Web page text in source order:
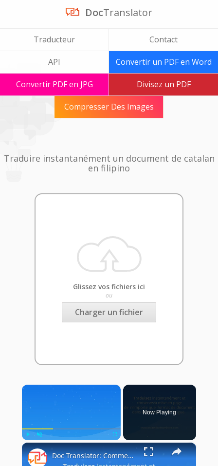
DocTranslator
Traducteur Contact
API Convertir un PDF en Word
Convertir PDF en JPG Divisez un PDF
Compresser Des Images
Traduire instantanément un document de catalan
en filipino
Glissez vos fichiers ici
ou
Charger un fichier
×
Play Unmute Fullscreen
Now Playing
×
Doc Translator: Comment utiliser le traducteur de documents?